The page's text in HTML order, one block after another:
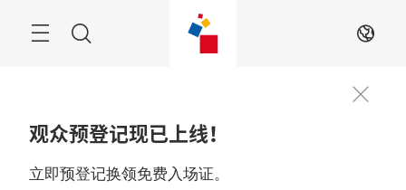
ZH
观众预登记现已上线！
立即预登记换领免费入场证。